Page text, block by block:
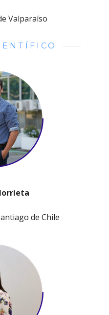
Valparaíso
de Chile